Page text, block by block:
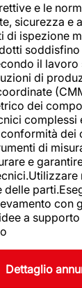
e le
sicurezza e
di ispezione
il
di
dei
dei
di
e
con
a
Dettaglio